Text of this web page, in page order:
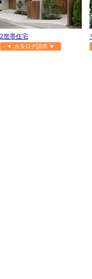
2世帯住宅
▼ カタログ請求 ▼